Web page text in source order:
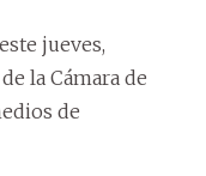
jueves,
la Cámara de
de